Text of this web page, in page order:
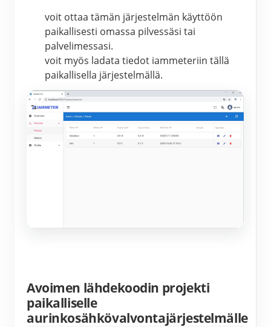
FAQ
Uutiset
Blogit
Tutkia
Palkinto-ohjelma
Ottaa yhteyttä
Meistä
voit ottaa tämän järjestelmän käyttöön
paikallisesti omassa pilvessäsi tai
palvelimessasi.
voit myös ladata tiedot iammeteriin tällä
paikallisella järjestelmällä.
Avoimen lähdekoodin projekti
paikalliselle
aurinkosähkövalvontajärjestelmälle